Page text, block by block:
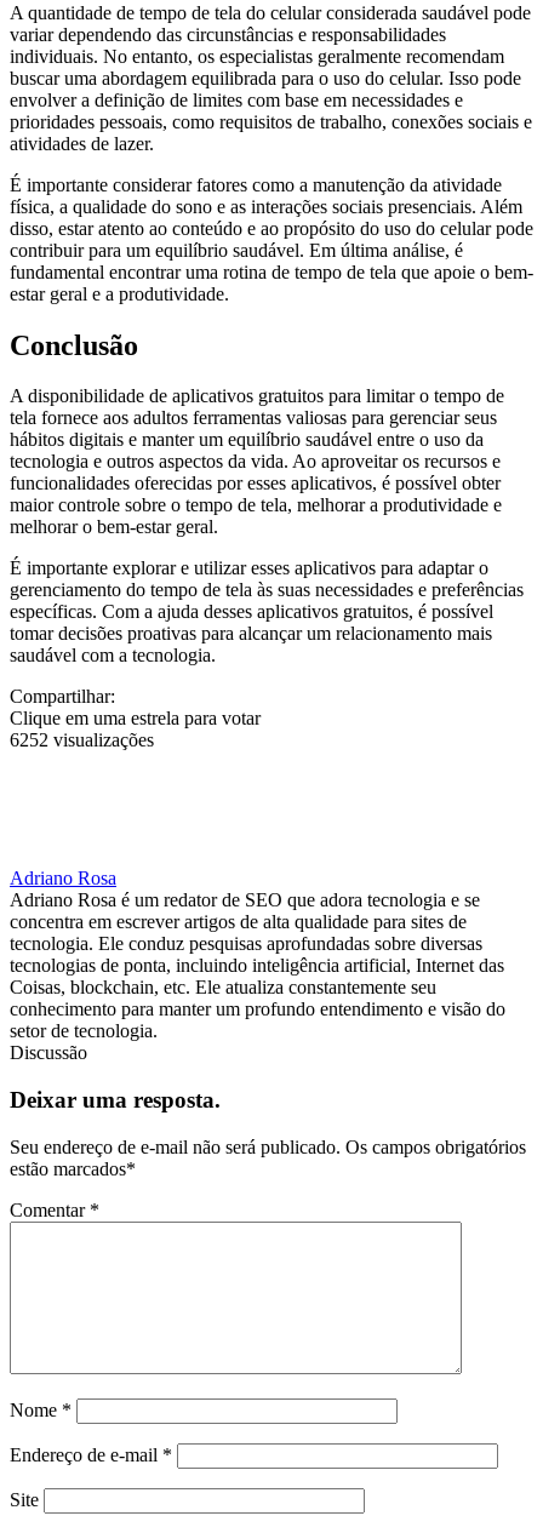
A quantidade de tempo de tela do celular considerada saudável pode
variar dependendo das circunstâncias e responsabilidades
individuais. No entanto, os especialistas geralmente recomendam
buscar uma abordagem equilibrada para o uso do celular. Isso pode
envolver a definição de limites com base em necessidades e
prioridades pessoais, como requisitos de trabalho, conexões sociais e
atividades de lazer.
É importante considerar fatores como a manutenção da atividade
física, a qualidade do sono e as interações sociais presenciais. Além
disso, estar atento ao conteúdo e ao propósito do uso do celular pode
contribuir para um equilíbrio saudável. Em última análise, é
fundamental encontrar uma rotina de tempo de tela que apoie o bem-
estar geral e a produtividade.
Conclusão
A disponibilidade de aplicativos gratuitos para limitar o tempo de
tela fornece aos adultos ferramentas valiosas para gerenciar seus
hábitos digitais e manter um equilíbrio saudável entre o uso da
tecnologia e outros aspectos da vida. Ao aproveitar os recursos e
funcionalidades oferecidas por esses aplicativos, é possível obter
maior controle sobre o tempo de tela, melhorar a produtividade e
melhorar o bem-estar geral.
É importante explorar e utilizar esses aplicativos para adaptar o
gerenciamento do tempo de tela às suas necessidades e preferências
específicas. Com a ajuda desses aplicativos gratuitos, é possível
tomar decisões proativas para alcançar um relacionamento mais
saudável com a tecnologia.
Compartilhar:
Clique em uma estrela para votar
6252 visualizações
Adriano Rosa
Adriano Rosa é um redator de SEO que adora tecnologia e se
concentra em escrever artigos de alta qualidade para sites de
tecnologia. Ele conduz pesquisas aprofundadas sobre diversas
tecnologias de ponta, incluindo inteligência artificial, Internet das
Coisas, blockchain, etc. Ele atualiza constantemente seu
conhecimento para manter um profundo entendimento e visão do
setor de tecnologia.
Discussão
Deixar uma resposta.
Seu endereço de e-mail não será publicado. Os campos obrigatórios
estão marcados*
Comentar *
Nome *
Endereço de e-mail *
Site